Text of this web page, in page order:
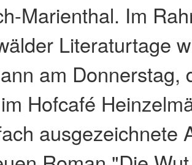
Marienthal. Im
Literaturtage
am Donnerstag,
Hofcafé
ausgezeichnete